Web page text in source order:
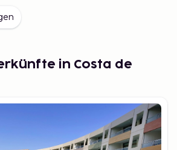
in Costa de